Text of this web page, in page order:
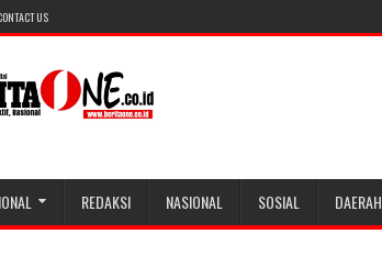
US
REDAKSI NASIONAL SOSIAL DAERAH